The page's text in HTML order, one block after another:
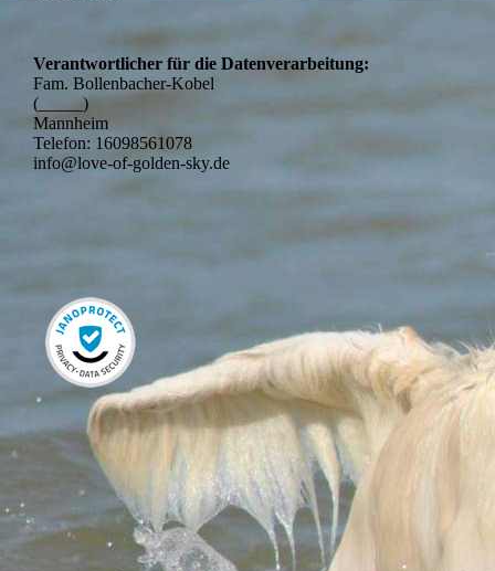
Verantwortlicher für die Datenverarbeitung:
Fam. Bollenbacher-Kobel
(_____)
Mannheim
Telefon: 16098561078
info@love-of-golden-sky.de